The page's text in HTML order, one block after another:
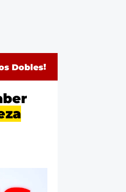
Dobles!